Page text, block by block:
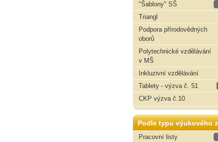
"Šablony" SŠ
Triangl
Podpora přírodovědných
oborů
Polytechnické vzdělávání
v MŠ
Inkluzivní vzdělávání
Tablety - výzva č. 51
CKP výzva č.10
Podle typu výukového
Pracovní listy